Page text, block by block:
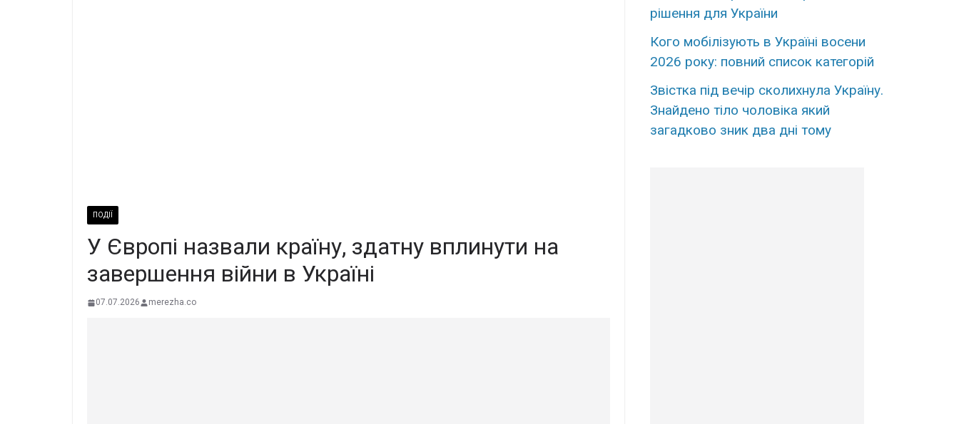
ПОДІЇ
У Європі назвали країну, здатну вплинути на
завершення війни в Україні
07.07.2026 merezha.co
рішення для України
Кого мобілізують в Україні восени
2026 року: повний список категорій
Звістка під вечір сколихнула Україну.
Знайдено тіло чоловіка який
загадково зник два дні тому